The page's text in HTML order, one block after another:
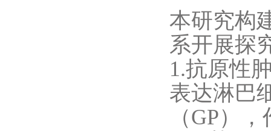
本研究构
系开展探
1.抗原性
表达淋巴
（GP）